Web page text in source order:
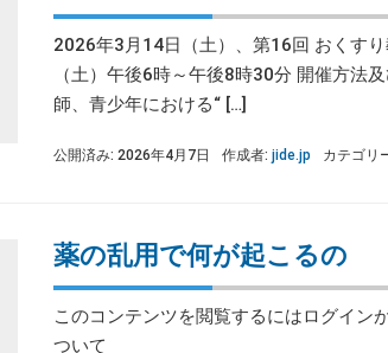
2026年3月14日（土）、第16回 おくす
（土）午後6時～午後8時30分 開催方法
師、青少年における“ […]
公開済み: 2026年4月7日 作成者: jide.jp カテゴリ
薬の乱用で何が起こるの
このコンテンツを閲覧するにはログイン
ついて